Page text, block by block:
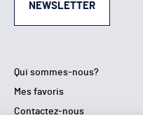
NEWSLETTER
Qui sommes-nous?
Mes favoris
Contactez-nous